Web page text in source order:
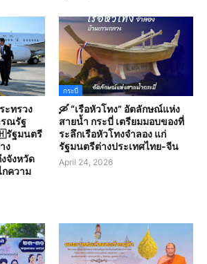
ทรวง
รณรัฐ
รัฐมนตรี
ง
จังหวัด
กความ
กระบี่
🛶 “เรือหัวโทง” อัตลักษณ์แห่ง
สายน้ำ กระบี่ เตรียมมอบของที่
ระลึกเรือหัวโทงจำลอง แก่
รัฐมนตรีต่างประเทศไทย-จีน
April 24, 2026